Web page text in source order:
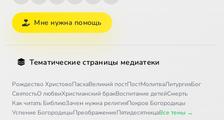
Мне нужна помощь
Тематические страницы медиатеки
Рождество ХристовоПасхаВеликий постПостМолитваЛитургияБог
СвятостьО любвиХристианский бракВоспитание детейСмерть
Как читать БиблиюЗачем нужна религияПокров Богородицы
Успение БогородицыПреображениеПятидесятницаВсе темы →